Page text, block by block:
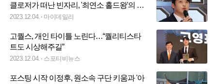
클로저가 떠난 빈자리, '최연소 홀드왕'의 꿈
으로 채워질까 [MD논현동]
2023.12.04. 마이데일리
고퀄스, 개인 타이틀 노린다…“퀄리티스타
트도 시상해주길”
2023.12.04. 스포티비뉴스
포스팅 시작 이정후, 원소속 구단 키움과 '아